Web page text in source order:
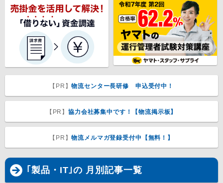
【PR】物流センター長研修 申込受付中！
【PR】協力会社募集中です！【物流掲示板】
【PR】物流メルマガ登録受付中【無料！】
｢製品・IT｣の 月別記事一覧